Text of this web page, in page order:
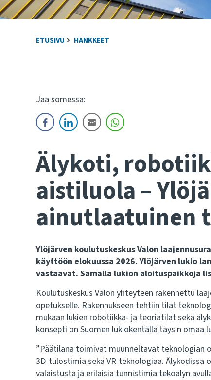
ETUSIVU HANKKEET
Jaa somessa:
Älykoti,
aistiluola –
ainutlaatuinen
Ylöjärven koulutuskeskus Valon
käyttöön elokuussa 2026. Ylöjärven lukio
vastaavat. Samalla lukion aloituspaikkoja
Koulutuskeskus Valon yhteyteen rakennettu
opetukselle. Rakennukseen tehtiin tilat
mukaan lukien robotiikka- ja teoriatilat sekä
konsepti on Suomen lukiokentällä täysin omaa
”Päätilana toimivat muunneltavat teknologian
3D-tulostimia sekä VR-teknologiaa.
valaistusta ja erilaisia tunnistimia tekoälyn